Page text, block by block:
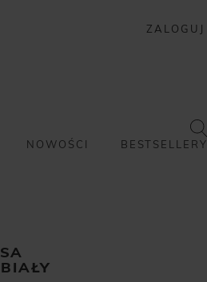
ZALOGUJ
NOWOŚCI BESTSELLERY